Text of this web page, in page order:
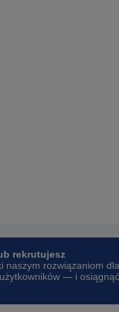
rekrutujesz
naszym rozwiązaniom dla
— i osiągnąć